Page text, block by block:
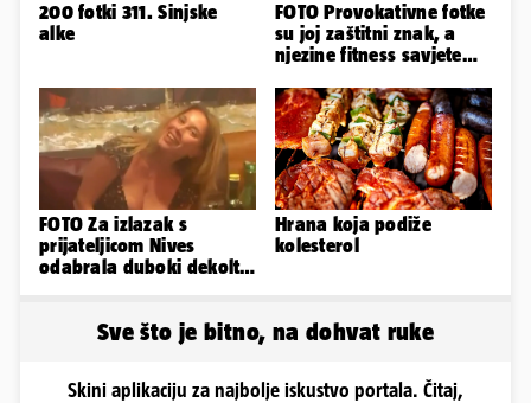
200 fotki 311. Sinjske
alke
FOTO Provokativne fotke
su joj zaštitni znak, a
njezine fitness savjete
FOTO Za izlazak s
prijateljicom Nives
odabrala duboki dekolte
Hrana koja podiže
kolesterol
Sve što je bitno, na dohvat ruke
Skini aplikaciju za najbolje iskustvo portala. Čitaj,